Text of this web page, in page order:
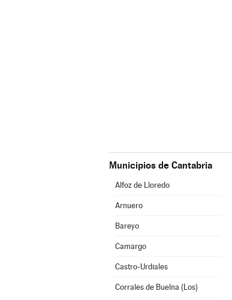
Municipios de Cantabria
Alfoz de Lloredo
Arnuero
Bareyo
Camargo
Castro-Urdiales
Corrales de Buelna (Los)